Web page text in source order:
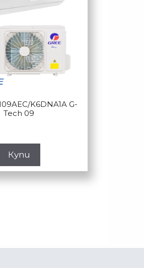
K6DNA1A G-
Tech 09
Купи